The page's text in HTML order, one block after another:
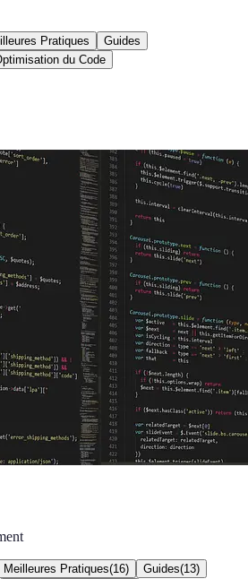
Pratiques
Guides
du Code
Meilleures Pratiques(16) Guides(13)